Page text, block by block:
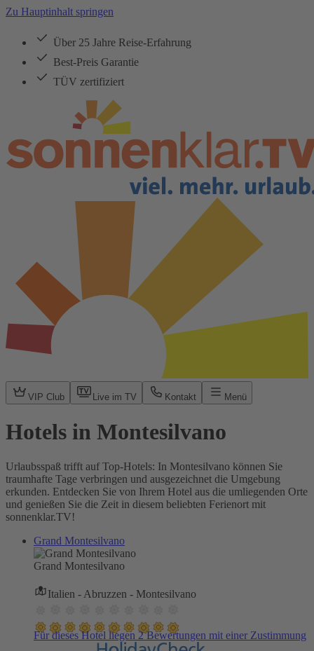
Zu Hauptinhalt springen
Über 25 Jahre Reise-Erfahrung
Best-Preis Garantie
TÜV zertifiziert
VIP Club Live im TV Kontakt Menü
Hotels in Montesilvano
Urlaubsspaß trifft auf Top-Hotels: In Montesilvano können Sie
traumhafte Tage verbringen und ausgezeichnet die Umgebung
erkunden. Entdecken Sie von Ihrem Hotel aus die umliegenden Orte
und genießen Sie die Zeit in diesem beliebten Ferienort mit
sonnenklar.TV!
Grand Montesilvano
Grand Montesilvano
Italien - Abruzzen - Montesilvano
Für dieses Hotel liegen 2 Bewertungen mit einer Zustimmung